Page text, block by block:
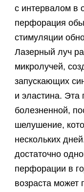
с интервалом в
перфорация
стимуляции
Лазерный луч
микролучей,
запускающих
и эластина. Эта
болезненной,
шелушение,
нескольких
достаточно
перфорации в
возраста может